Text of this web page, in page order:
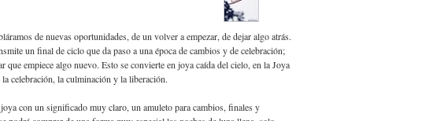
de nuevas oportunidades, de un volver a empezar, de dejar algo atrás.
un final de ciclo que da paso a una época de cambios y de celebración;
que empiece algo nuevo. Esto se convierte en joya caída del cielo, en la Joya
celebración, la culminación y la liberación.
con un significado muy claro, un amuleto para cambios, finales y